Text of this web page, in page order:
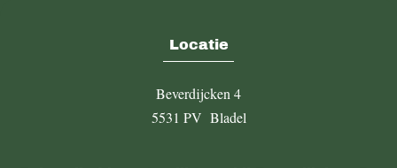
Locatie
Beverdijcken 4
5531 PV Bladel